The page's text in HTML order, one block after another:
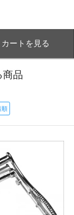
カートを見る
商品
順